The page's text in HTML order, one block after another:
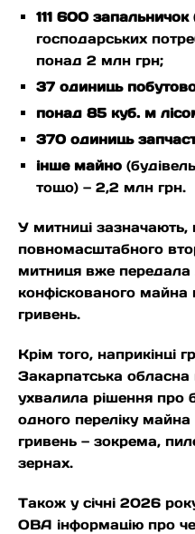
111 600 запальничок
господарських
понад 2 млн грн;
37 одиниць
понад 85 куб. м
370 одиниць
інше майно
тощо) — 2,2 млн грн.
У митниці зазначають,
повномасштабного
митниця вже передала
конфіскованого майна
гривень.
Крім того, наприкінці
Закарпатська обласна
ухвалила рішення про
одного переліку
гривень — зокрема,
зернах.
Також у січні 2026
ОВА інформацію про